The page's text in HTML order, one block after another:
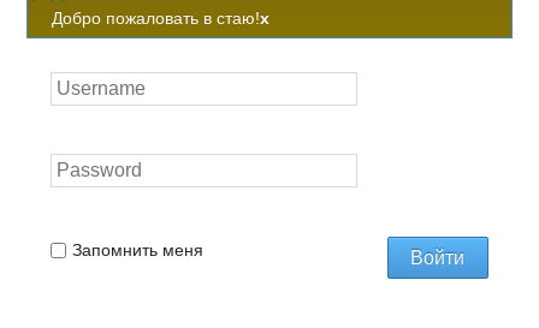
Добро пожаловать в стаю!x
Запомнить меня